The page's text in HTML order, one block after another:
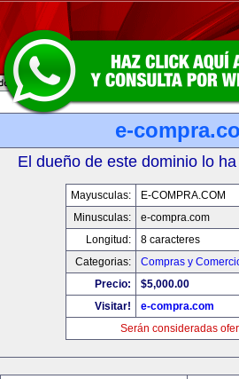
e-
El dueño de este dominio lo
Mayusculas:
E-COMPRA.COM
Minusculas:
e-compra.com
Longitud:
8 caracteres
Categorias:
Compras y
Precio:
$5,000.00
Visitar!
e-compra.com
Serán consideradas